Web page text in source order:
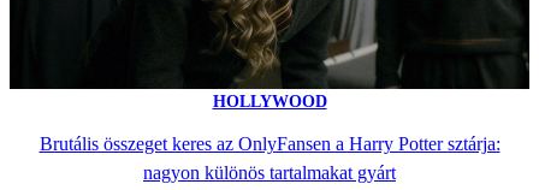
HOLLYWOOD
Brutális összeget keres az OnlyFansen a Harry Potter sztárja:
nagyon különös tartalmakat gyárt